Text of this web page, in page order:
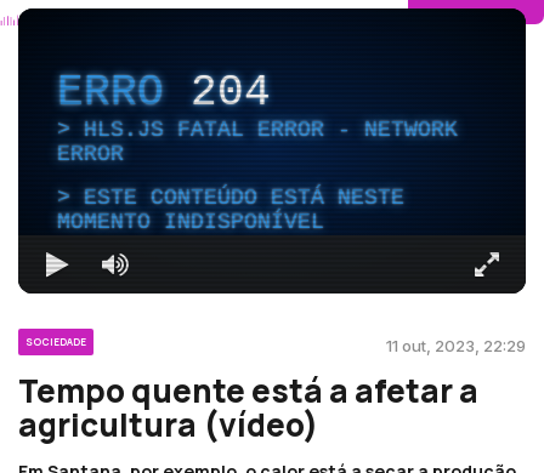
ERRO204
HLS.JS FATAL ERROR - NETWORK
ERROR
ESTE CONTEÚDO ESTÁ NESTE
MOMENTO INDISPONÍVEL
SOCIEDADE 11 out, 2023, 22:29
Tempo quente está a afetar a
agricultura (vídeo)